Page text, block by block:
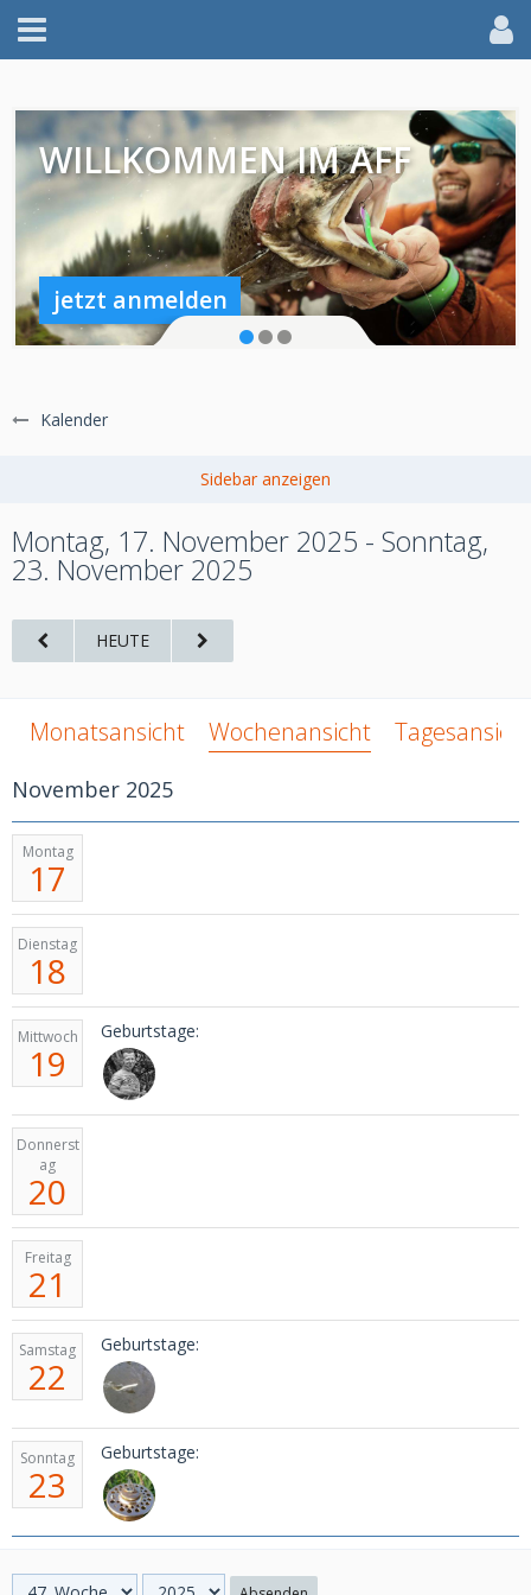
WILLKOMMEN IM AFF
jetzt anmelden
Kalender
Montag, 17. November 2025 - Sonntag,
23. November 2025
HEUTE
Monatsansicht Wochenansicht Tagesansicht
November 2025
Montag
17
Dienstag
18
Mittwoch
19
Geburtstage:
Donnerst
ag
20
Freitag
21
Samstag
22
Geburtstage:
Sonntag
23
Geburtstage: